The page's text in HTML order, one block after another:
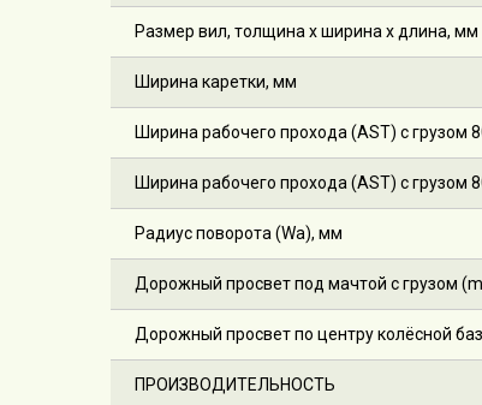
Размер вил, толщина х ширина х длина, мм
Ширина каретки, мм
Ширина рабочего прохода (AST) с грузом
Ширина рабочего прохода (AST) с грузом
Радиус поворота (Wa), мм
Дорожный просвет под мачтой с грузом
Дорожный просвет по центру колёсной
ПРОИЗВОДИТЕЛЬНОСТЬ